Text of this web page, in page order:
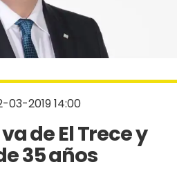
03-2019 14:00
de El Trece y
35 años